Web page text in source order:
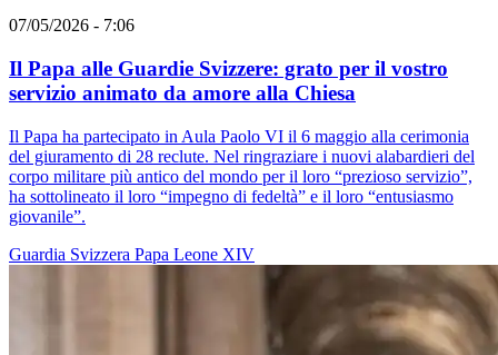
07/05/2026 - 7:06
Il Papa alle Guardie Svizzere: grato per il vostro
servizio animato da amore alla Chiesa
Il Papa ha partecipato in Aula Paolo VI il 6 maggio alla cerimonia
del giuramento di 28 reclute. Nel ringraziare i nuovi alabardieri del
corpo militare più antico del mondo per il loro “prezioso servizio”,
ha sottolineato il loro “impegno di fedeltà” e il loro “entusiasmo
giovanile”.
Guardia Svizzera Papa Leone XIV